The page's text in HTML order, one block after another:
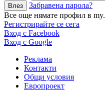
Забравена парола?
Все още нямате профил в
Регистрирайте се сега
Вход с Facebook
Вход с Google
Реклама
Контакти
Общи условия
Европроект